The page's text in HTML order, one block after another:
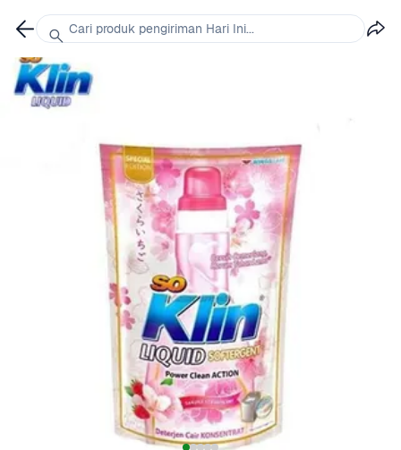
Cari produk pengiriman Hari Ini...